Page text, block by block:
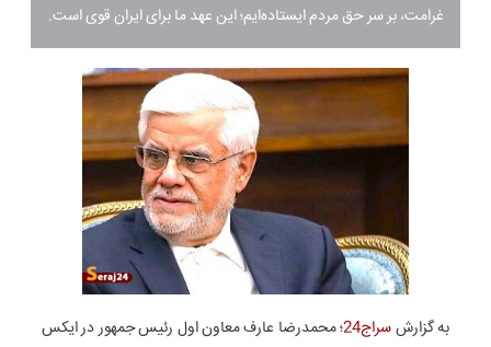
غرامت، بر سر حق مردم ایستاده‌ایم؛ این عهد ما برای ایران قوی است.
به گزارشسراج24
؛ محمدرضا عارف معاون اول رئیس جمهور در ایکس